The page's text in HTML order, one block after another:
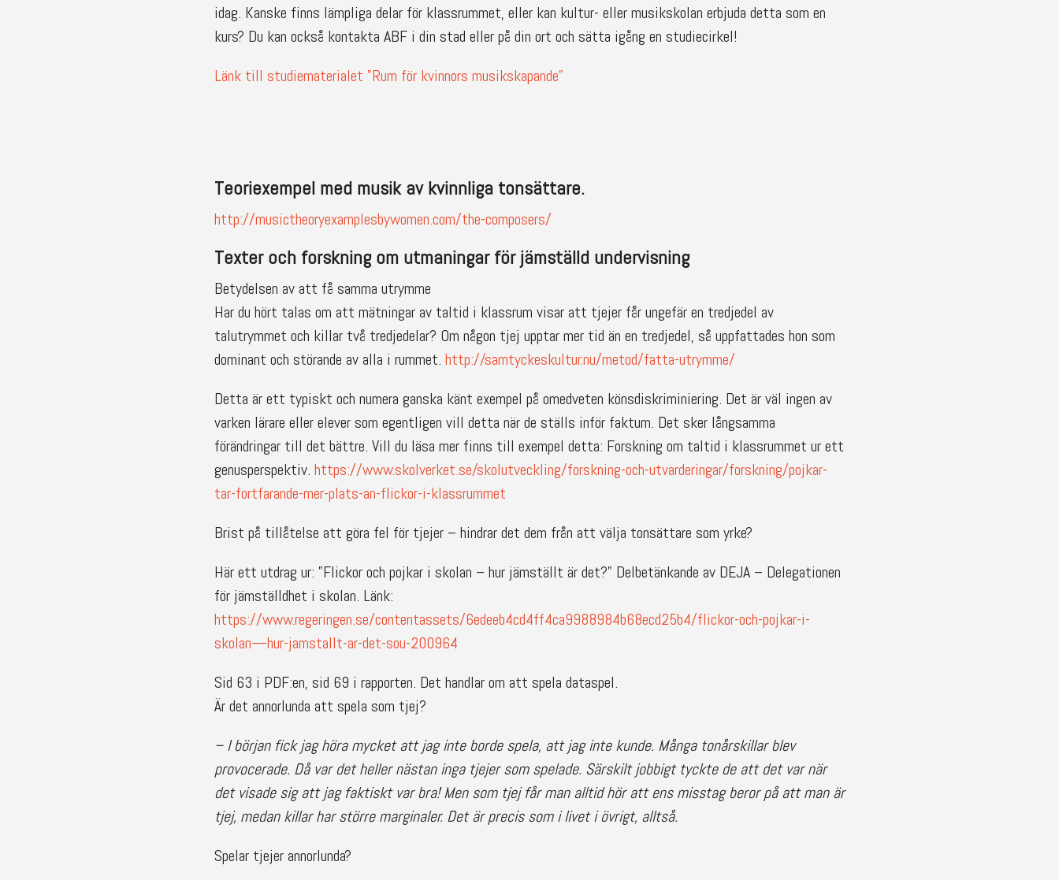
idag. Kanske finns lämpliga delar för klassrummet, eller kan kultur- eller musikskolan erbjuda detta som en
kurs? Du kan också kontakta ABF i din stad eller på din ort och sätta igång en studiecirkel!
Länk till studiematerialet ”Rum för kvinnors musikskapande”
Teoriexempel med musik av kvinnliga tonsättare.
http://musictheoryexamplesbywomen.com/the-composers/
Texter och forskning om utmaningar för jämställd undervisning
Betydelsen av att få samma utrymme
Har du hört talas om att mätningar av taltid i klassrum visar att tjejer får ungefär en tredjedel av
talutrymmet och killar två tredjedelar? Om någon tjej upptar mer tid än en tredjedel, så uppfattades hon som
dominant och störande av alla i rummet. http://samtyckeskultur.nu/metod/fatta-utrymme/
Detta är ett typiskt och numera ganska känt exempel på omedveten könsdiskriminiering. Det är väl ingen av
varken lärare eller elever som egentligen vill detta när de ställs inför faktum. Det sker långsamma
förändringar till det bättre. Vill du läsa mer finns till exempel detta: Forskning om taltid i klassrummet ur ett
genusperspektiv. https://www.skolverket.se/skolutveckling/forskning-och-utvarderingar/forskning/pojkar-
tar-fortfarande-mer-plats-an-flickor-i-klassrummet
Brist på tillåtelse att göra fel för tjejer – hindrar det dem från att välja tonsättare som yrke?
Här ett utdrag ur: ”Flickor och pojkar i skolan – hur jämställt är det?” Delbetänkande av DEJA – Delegationen
för jämställdhet i skolan. Länk:
https://www.regeringen.se/contentassets/6edeeb4cd4ff4ca9988984b68ecd25b4/flickor-och-pojkar-i-
skolan—hur-jamstallt-ar-det-sou-200964
Sid 63 i PDF:en, sid 69 i rapporten. Det handlar om att spela dataspel.
Är det annorlunda att spela som tjej?
– I början fick jag höra mycket att jag inte borde spela, att jag inte kunde. Många tonårskillar blev
provocerade. Då var det heller nästan inga tjejer som spelade. Särskilt jobbigt tyckte de att det var när
det visade sig att jag faktiskt var bra! Men som tjej får man alltid hör att ens misstag beror på att man är
tjej, medan killar har större marginaler. Det är precis som i livet i övrigt, alltså.
Spelar tjejer annorlunda?